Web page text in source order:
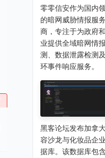
零零信安作为国内
的暗网威胁情报服
商，专注于为政府
业提供全域暗网情
测、数据泄露检测
环事件响应服务。
黑客论坛发布加拿
容沙龙与化妆品企
据库。该数据库包